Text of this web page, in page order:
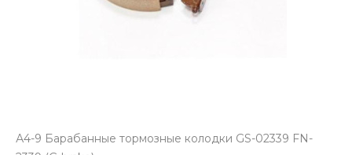
А4-9 Барабанные тормозные колодки GS-02339 FN-